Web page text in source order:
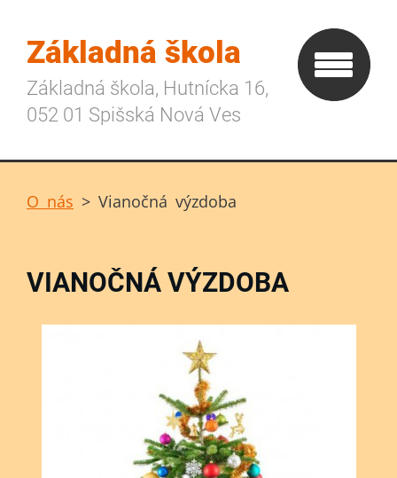
Základná škola
Základná škola, Hutnícka 16,
052 01 Spišská Nová Ves
O nás > Vianočná výzdoba
VIANOČNÁ VÝZDOBA